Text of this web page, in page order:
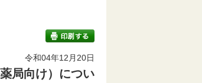
令和04年12月20日
局向け）につい